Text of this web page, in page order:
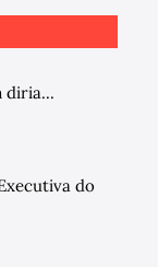
diria...
do